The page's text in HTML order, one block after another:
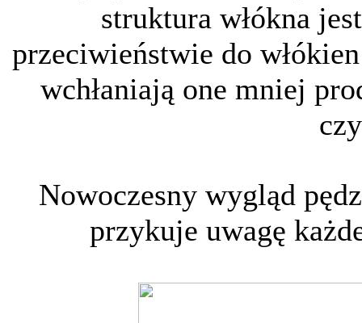
struktura włókna
przeciwieństwie do
wchłaniają one mniej
Nowoczesny wygląd
przykuje uwagę